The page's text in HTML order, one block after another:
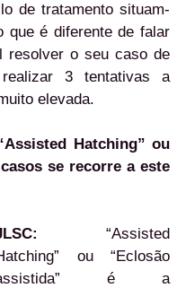
de tratamento situam-
que é diferente de falar
resolver o seu caso de
3 tentativas a
elevada.
Hatching” ou
se recorre a este
“Assisted
ou “Eclosão
é a